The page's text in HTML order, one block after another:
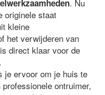
. Nu
originele staat
kleine
het verwijderen van
direct klaar voor de
je ervoor om je huis te
ontruimer,